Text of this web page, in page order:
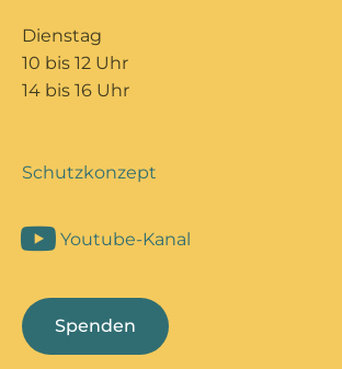
Dienstag
10 bis 12 Uhr
14 bis 16 Uhr
Schutzkonzept
Youtube-Kanal
Spenden